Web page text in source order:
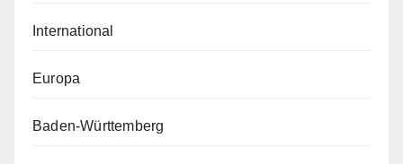
International
Europa
Baden-Württemberg